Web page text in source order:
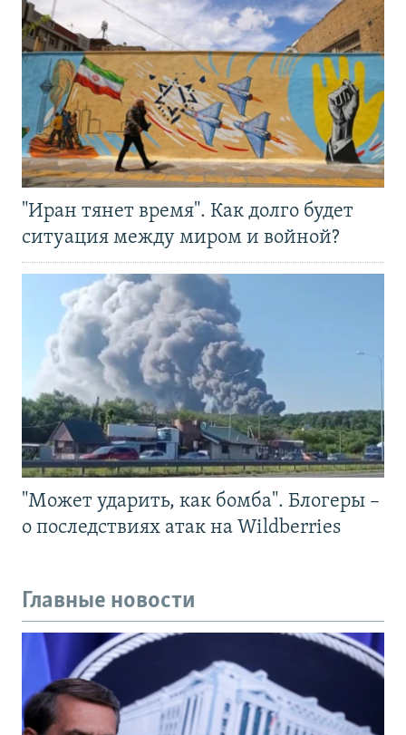
"Иран тянет время". Как долго будет
ситуация между миром и войной?
"Может ударить, как бомба". Блогеры –
о последствиях атак на Wildberries
Главные новости